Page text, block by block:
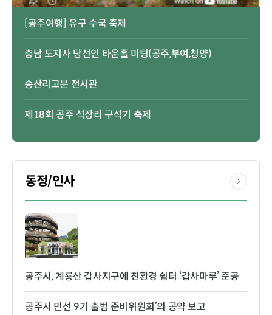
[공주여행] 유구 수국 축제
충남 도지사 당선인 타운홀 미팅(공주,부여,청양)
송산리고분 전시관
제18회 공주 석장리 구석기 축제
동정/인사
공주시, 계룡산 갑사지구에 친환경 쉼터 ‘갑사마루’ 준공
공주시 민선 9기 출범 준비위원회’의 공약 보고